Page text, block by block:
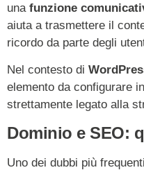
una funzione
aiuta a trasmettere il
ricordo da parte degli
Nel contesto di
elemento da configurare
strettamente legato alla
Dominio e SEO:
Uno dei dubbi più